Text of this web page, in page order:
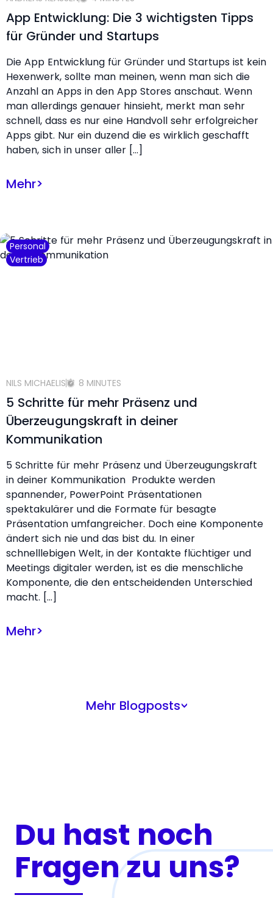
App Entwicklung: Die 3 wichtigsten Tipps
für Gründer und Startups
Die App Entwicklung für Gründer und Startups ist kein
Hexenwerk, sollte man meinen, wenn man sich die
Anzahl an Apps in den App Stores anschaut. Wenn
man allerdings genauer hinsieht, merkt man sehr
schnell, dass es nur eine Handvoll sehr erfolgreicher
Apps gibt. Nur ein duzend die es wirklich geschafft
haben, sich in unser aller […]
Mehr>
Personal
Vertrieb
NILS MICHAELIS 8 MINUTES
5 Schritte für mehr Präsenz und
Überzeugungskraft in deiner
Kommunikation
5 Schritte für mehr Präsenz und Überzeugungskraft
in deiner Kommunikation Produkte werden
spannender, PowerPoint Präsentationen
spektakulärer und die Formate für besagte
Präsentation umfangreicher. Doch eine Komponente
ändert sich nie und das bist du. In einer
schnelllebigen Welt, in der Kontakte flüchtiger und
Meetings digitaler werden, ist es die menschliche
Komponente, die den entscheidenden Unterschied
macht. […]
Mehr>
Mehr Blogposts>
Du hast noch
Fragen zu uns?